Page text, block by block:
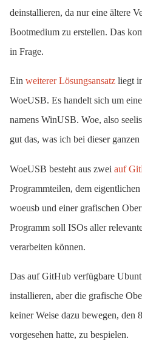
deinstallieren, da nur eine ältere
Bootmedium zu erstellen. Das
in Frage.
Einweiterer Lösungsansatz liegt
WoeUSB. Es handelt sich um
namens WinUSB. Woe, also
gut das, was ich bei dieser
WoeUSB besteht aus zweiauf
Programmteilen, dem
woeusb und einer grafischen
Programm soll ISOs aller
verarbeiten können.
Das auf GitHub verfügbare
installieren, aber die grafische
keiner Weise dazu bewegen, den
vorgesehen hatte, zu bespielen.